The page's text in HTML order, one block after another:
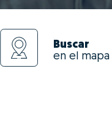
Buscar
en el mapa